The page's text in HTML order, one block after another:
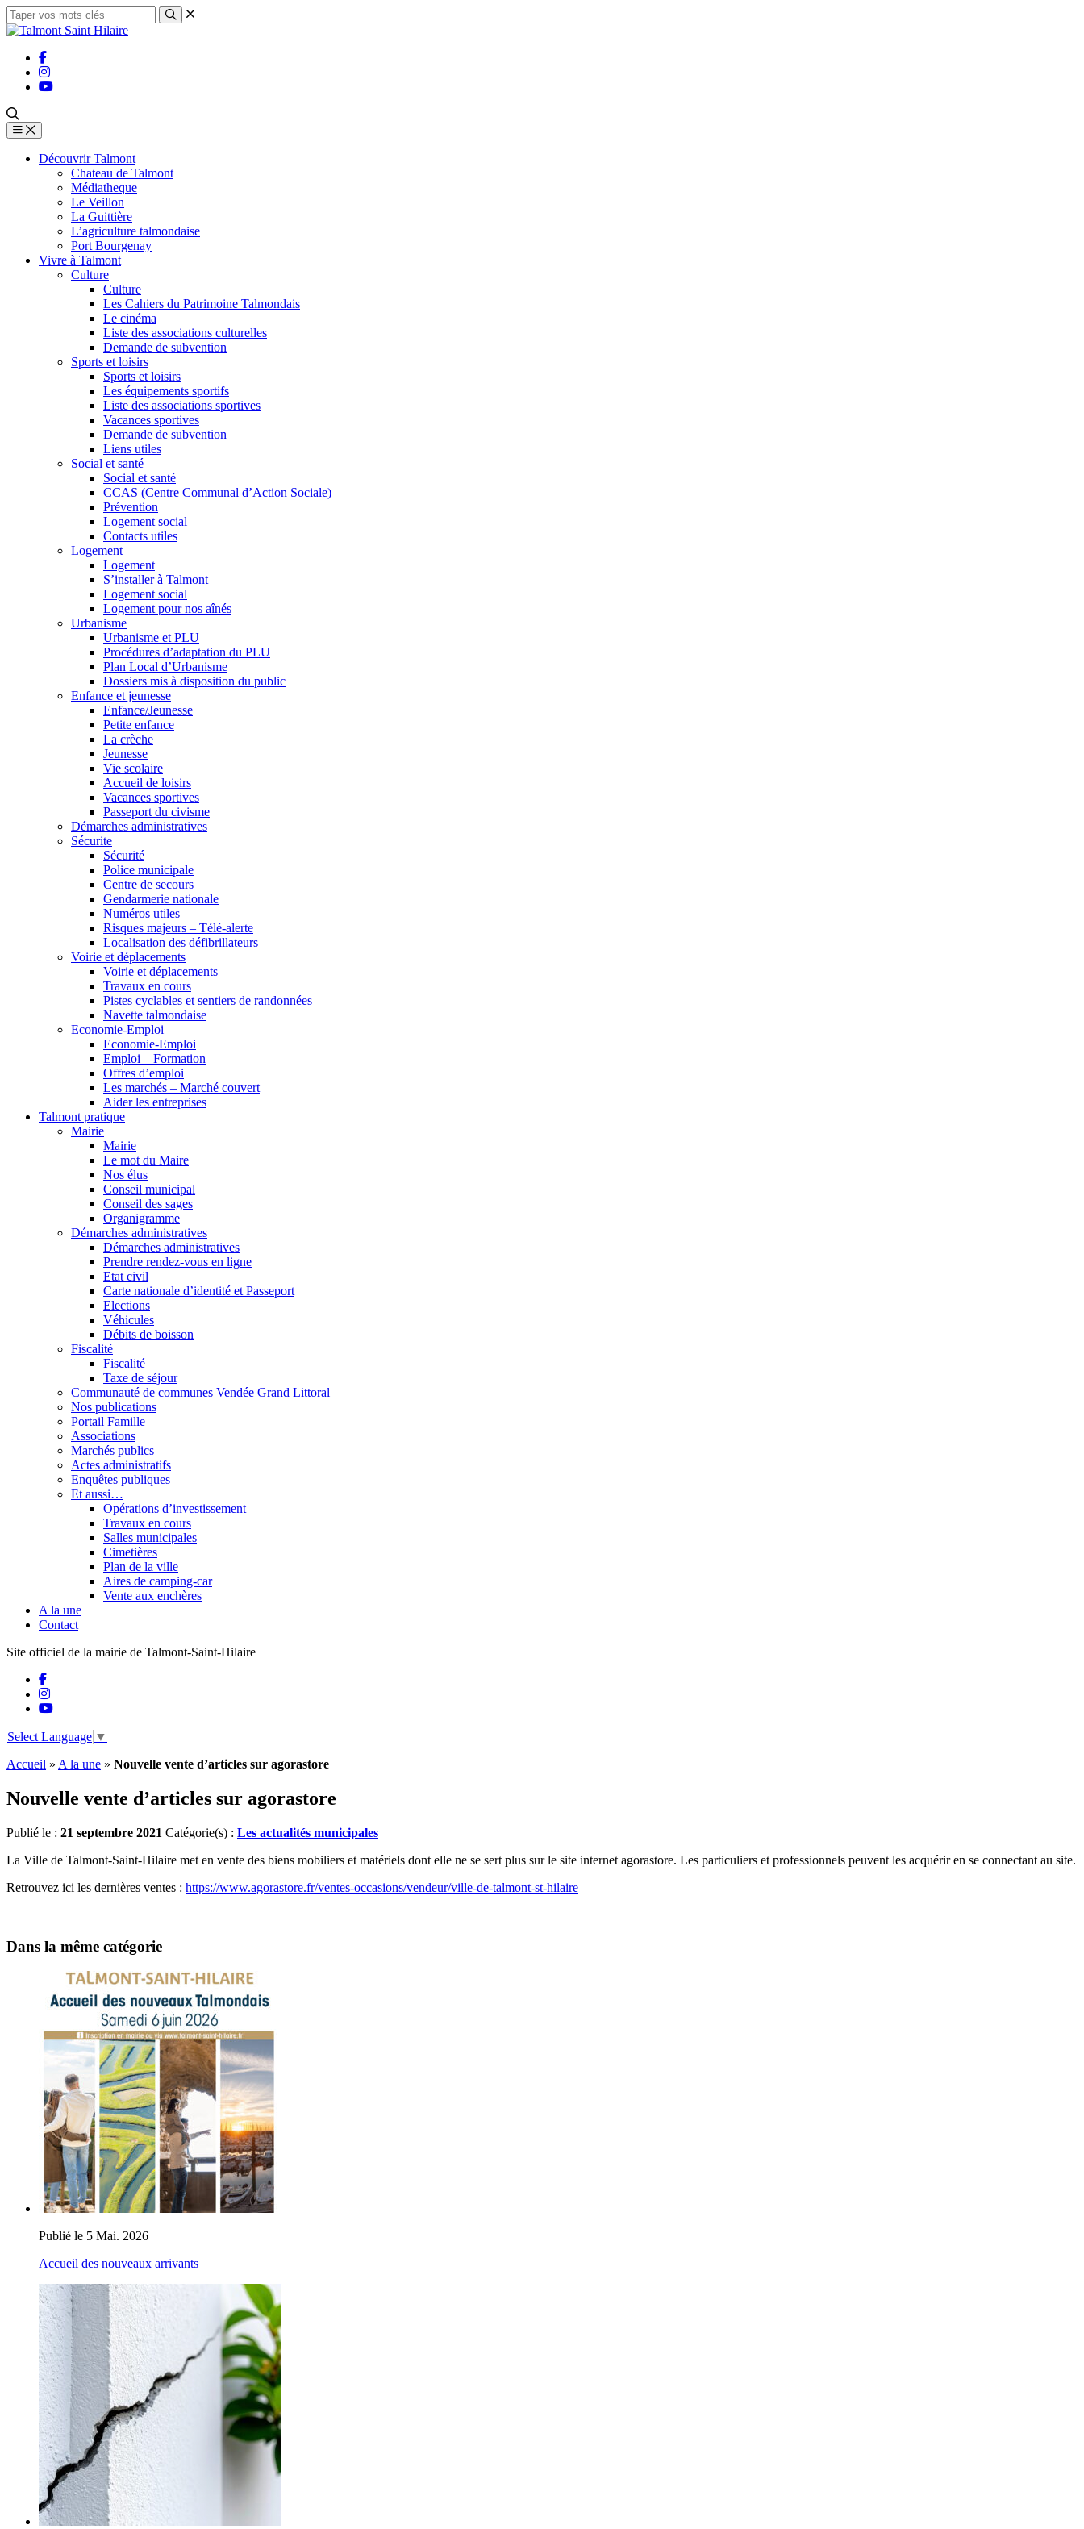
Découvrir Talmont
Chateau de Talmont
Médiatheque
Le Veillon
La Guittière
L’agriculture talmondaise
Port Bourgenay
Vivre à Talmont
Culture
Culture
Les Cahiers du Patrimoine Talmondais
Le cinéma
Liste des associations culturelles
Demande de subvention
Sports et loisirs
Sports et loisirs
Les équipements sportifs
Liste des associations sportives
Vacances sportives
Demande de subvention
Liens utiles
Social et santé
Social et santé
CCAS (Centre Communal d’Action Sociale)
Prévention
Logement social
Contacts utiles
Logement
Logement
S’installer à Talmont
Logement social
Logement pour nos aînés
Urbanisme
Urbanisme et PLU
Procédures d’adaptation du PLU
Plan Local d’Urbanisme
Dossiers mis à disposition du public
Enfance et jeunesse
Enfance/Jeunesse
Petite enfance
La crèche
Jeunesse
Vie scolaire
Accueil de loisirs
Vacances sportives
Passeport du civisme
Démarches administratives
Sécurite
Sécurité
Police municipale
Centre de secours
Gendarmerie nationale
Numéros utiles
Risques majeurs – Télé-alerte
Localisation des défibrillateurs
Voirie et déplacements
Voirie et déplacements
Travaux en cours
Pistes cyclables et sentiers de randonnées
Navette talmondaise
Economie-Emploi
Economie-Emploi
Emploi – Formation
Offres d’emploi
Les marchés – Marché couvert
Aider les entreprises
Talmont pratique
Mairie
Mairie
Le mot du Maire
Nos élus
Conseil municipal
Conseil des sages
Organigramme
Démarches administratives
Démarches administratives
Prendre rendez-vous en ligne
Etat civil
Carte nationale d’identité et Passeport
Elections
Véhicules
Débits de boisson
Fiscalité
Fiscalité
Taxe de séjour
Communauté de communes Vendée Grand Littoral
Nos publications
Portail Famille
Associations
Marchés publics
Actes administratifs
Enquêtes publiques
Et aussi…
Opérations d’investissement
Travaux en cours
Salles municipales
Cimetières
Plan de la ville
Aires de camping-car
Vente aux enchères
A la une
Contact
Site officiel de la mairie de Talmont-Saint-Hilaire
Select Language ▼
Accueil » A la une » Nouvelle vente d’articles sur agorastore
Nouvelle vente d’articles sur agorastore
Publié le : 21 septembre 2021 Catégorie(s) : Les actualités municipales
La Ville de Talmont-Saint-Hilaire met en vente des biens mobiliers et matériels dont elle ne se sert plus sur le site internet agorastore. Les particuliers et professionnels peuvent les acquérir en se connectant au site.
Retrouvez ici les dernières ventes : https://www.agorastore.fr/ventes-occasions/vendeur/ville-de-talmont-st-hilaire
Dans la même catégorie
Publié le 5 Mai. 2026
Accueil des nouveaux arrivants